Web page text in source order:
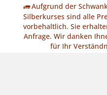
Aufgrund der
Silberkurses sind alle
vorbehaltlich. Sie
Anfrage. Wir danken
für Ihr